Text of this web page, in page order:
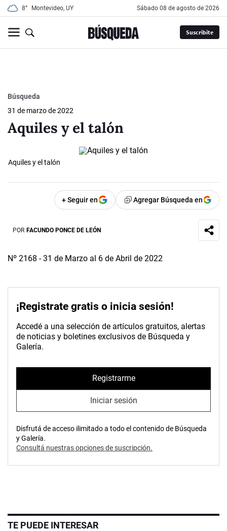
8° Montevideo, UY sábado 08 de agosto de 2026
Suscribite
Búsqueda
31 de marzo de 2022
Aquiles y el talón
Aquiles y el talón
+ Seguir en Agregar Búsqueda en
POR FACUNDO PONCE DE LEÓN
Nº 2168 - 31 de Marzo al 6 de Abril de 2022
¡Registrate gratis o inicia sesión!
Accedé a una selección de artículos gratuitos, alertas
de noticias y boletines exclusivos de Búsqueda y
Galería.
Registrarme
Iniciar sesión
Disfrutá de acceso ilimitado a todo el contenido de Búsqueda
y Galería.
Consultá nuestras opciones de suscripción.
TE PUEDE INTERESAR